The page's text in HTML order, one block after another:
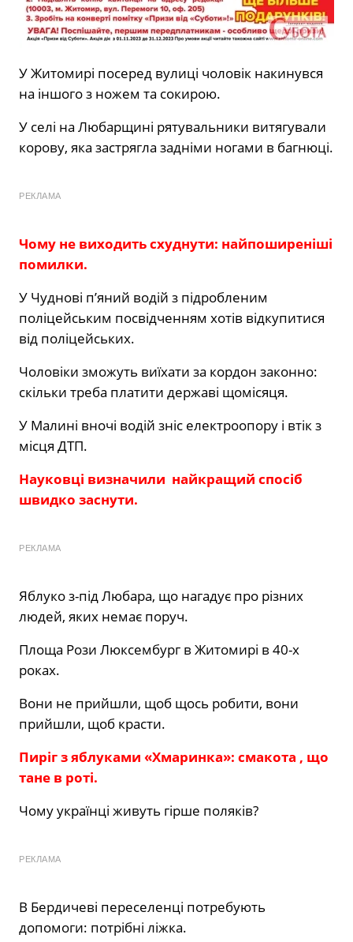
У Житомирі посеред вулиці чоловік накинувся
на іншого з ножем та сокирою.
У селі на Любарщині рятувальники витягували
корову, яка застрягла задніми ногами в багнюці.
РЕКЛАМА
Чому не виходить схуднути: найпоширеніші
помилки.
У Чуднові п’яний водій з підробленим
поліцейським посвідченням хотів відкупитися
від поліцейських.
Чоловіки зможуть виїхати за кордон законно:
скільки треба платити державі щомісяця.
У Малині вночі водій зніс електроопору і втік з
місця ДТП.
Науковці визначили найкращий спосіб
швидко заснути.
РЕКЛАМА
Яблуко з-під Любара, що нагадує про різних
людей, яких немає поруч.
Площа Рози Люксембург в Житомирі в 40-х
роках.
Вони не прийшли, щоб щось робити, вони
прийшли, щоб красти.
Пиріг з яблуками «Хмаринка»: смакота , що
тане в роті.
Чому українці живуть гірше поляків?
РЕКЛАМА
В Бердичеві переселенці потребують
допомоги: потрібні ліжка.